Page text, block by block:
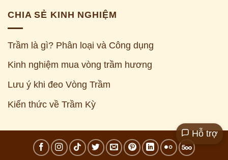
CHIA SẺ KINH NGHIỆM
Trầm là gì? Phân loại và Công dụng
Kinh nghiệm mua vòng trầm hương
Lưu ý khi đeo Vòng Trầm
Kiến thức về Trầm Kỳ
Hỗ trợ